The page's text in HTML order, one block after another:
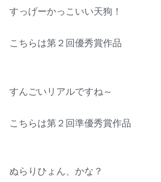
すっげーかっこいい天狗！
こちらは第２回優秀賞作品
すんごいリアルですね～
こちらは第２回準優秀賞作品
ぬらりひょん、かな？